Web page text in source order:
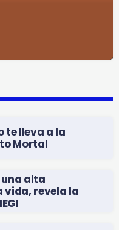
te lleva a la
Mortal
alta
vida, revela la